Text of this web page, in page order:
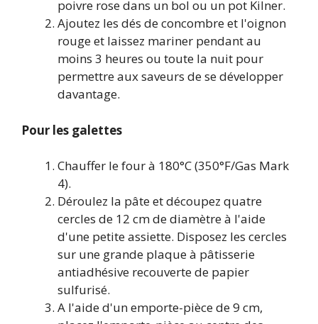
poivre rose dans un bol ou un pot Kilner.
Ajoutez les dés de concombre et l'oignon
rouge et laissez mariner pendant au
moins 3 heures ou toute la nuit pour
permettre aux saveurs de se développer
davantage.
Pour les galettes
Chauffer le four à 180°C (350°F/Gas Mark
4).
Déroulez la pâte et découpez quatre
cercles de 12 cm de diamètre à l'aide
d'une petite assiette. Disposez les cercles
sur une grande plaque à pâtisserie
antiadhésive recouverte de papier
sulfurisé.
A l'aide d'un emporte-pièce de 9 cm,